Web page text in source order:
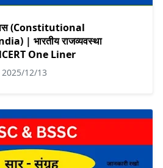
(Constitutional
| भारतीय राजव्यवस्था
One Liner
2025/12/13